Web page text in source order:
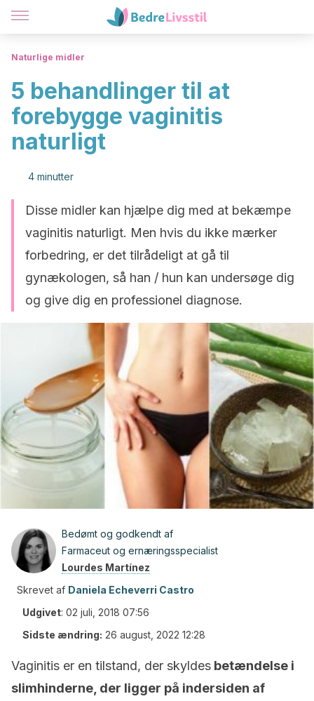
Naturlige midler
5 behandlinger til at
forebygge vaginitis
naturligt
4 minutter
Disse midler kan hjælpe dig med at bekæmpe
vaginitis naturligt. Men hvis du ikke mærker
forbedring, er det tilrådeligt at gå til
gynækologen, så han / hun kan undersøge dig
og give dig en professionel diagnose.
Bedømt og godkendt af
Farmaceut og ernæringsspecialist
Lourdes Martínez
Skrevet af Daniela Echeverri Castro
Udgivet: 02 juli, 2018 07:56
Sidste ændring: 26 august, 2022 12:28
Vaginitis er en tilstand, der skyldes betændelse i
slimhinderne, der ligger på indersiden af ​​